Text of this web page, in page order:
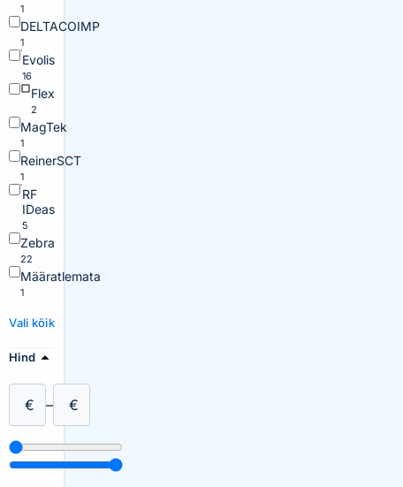
1
DELTACOIMP
1
Evolis
16
Flex
2
MagTek
1
ReinerSCT
1
RF
IDeas
5
Zebra
22
Määratlemata
1
Vali kõik
Hind
€ – €